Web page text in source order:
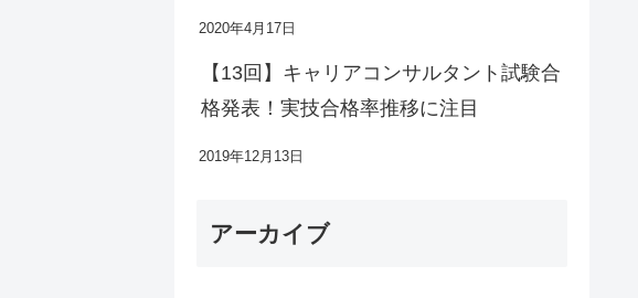
2020年4月17日
【13回】キャリアコンサルタント試験合
格発表！実技合格率推移に注目
2019年12月13日
アーカイブ